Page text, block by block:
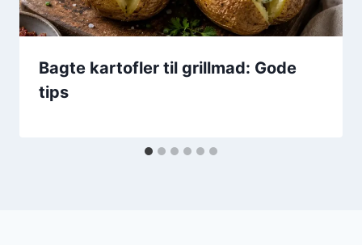
Bagte kartofler til grillmad: Gode
tips